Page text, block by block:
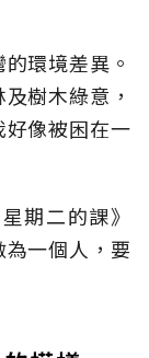
環境差異。
樹木綠意，
像被困在一
期二的課》
一個人，要